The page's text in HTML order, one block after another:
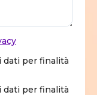
dati per finalità
dati per finalità